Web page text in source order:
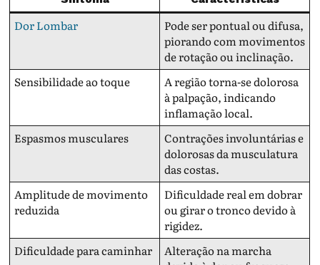
Dor Lombar
Pode ser pontual ou difusa,
piorando com movimentos
de rotação ou inclinação.
Sensibilidade ao toque
A região torna-se dolorosa
à palpação, indicando
inflamação local.
Espasmos musculares
Contrações involuntárias e
dolorosas da musculatura
das costas.
Amplitude de movimento
reduzida
Dificuldade real em dobrar
ou girar o tronco devido à
rigidez.
Dificuldade para caminhar
Alteração na marcha